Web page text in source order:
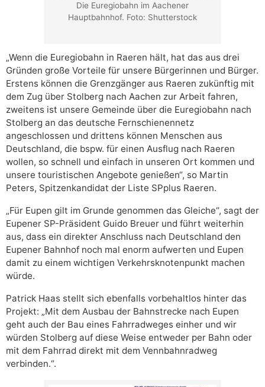
Die Euregiobahn im Aachener
Hauptbahnhof. Foto: Shutterstock
„Wenn die Euregiobahn in Raeren hält, hat das aus drei
Gründen große Vorteile für unsere Bürgerinnen und Bürger.
Erstens können die Grenzgänger aus Raeren zukünftig mit
dem Zug über Stolberg nach Aachen zur Arbeit fahren,
zweitens ist unsere Gemeinde über die Euregiobahn nach
Stolberg an das deutsche Fernschienennetz
angeschlossen und drittens können Menschen aus
Deutschland, die bspw. für einen Ausflug nach Raeren
wollen, so schnell und einfach in unseren Ort kommen und
unsere touristischen Angebote genießen“, so Martin
Peters, Spitzenkandidat der Liste SPplus Raeren.
„Für Eupen gilt im Grunde genommen das Gleiche“, sagt der
Eupener SP-Präsident Guido Breuer und führt weiterhin
aus, dass ein direkter Anschluss nach Deutschland den
Eupener Bahnhof noch mal enorm aufwerten und Eupen
damit zu einem wichtigen Verkehrsknotenpunkt machen
würde.
Patrick Haas stellt sich ebenfalls vorbehaltlos hinter das
Projekt: „Mit dem Ausbau der Bahnstrecke nach Eupen
geht auch der Bau eines Fahrradweges einher und wir
würden Stolberg auf diese Weise entweder per Bahn oder
mit dem Fahrrad direkt mit dem Vennbahnradweg
verbinden.“.